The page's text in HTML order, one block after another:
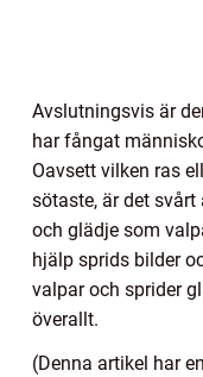
Avslutningsvis är
har fångat
Oavsett vilken ras
sötaste, är det
och glädje som
hjälp sprids bilder
valpar och sprider
överallt.
(Denna artikel har